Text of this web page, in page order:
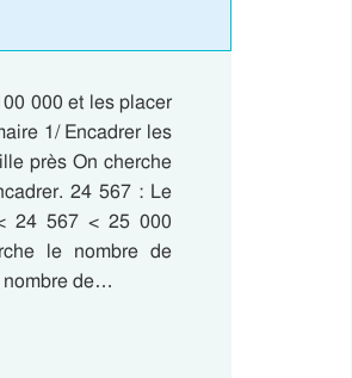
000 et les placer
1/ Encadrer les
près On cherche
24 567 : Le
24 567 < 25 000
le nombre de
nombre de…